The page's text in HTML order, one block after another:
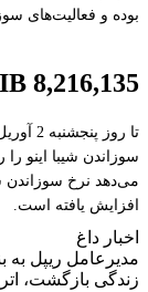
بوده و فعالیت‌های
8,216,135 SHIB از گردش خارج شد
سوزاندن شیبا اینو
افزایش یافته است.
اخبار داغ